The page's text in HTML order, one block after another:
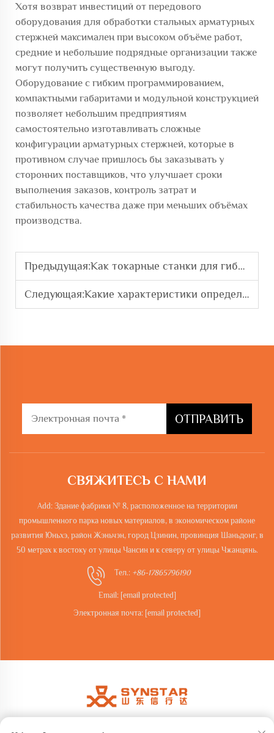
Хотя возврат инвестиций от передового
оборудования для обработки стальных арматурных
стержней максимален при высоком объёме работ,
средние и небольшие подрядные организации также
могут получить существенную выгоду.
Оборудование с гибким программированием,
компактными габаритами и модульной конструкцией
позволяет небольшим предприятиям
самостоятельно изготавливать сложные
конфигурации арматурных стержней, которые в
противном случае пришлось бы заказывать у
сторонних поставщиков, что улучшает сроки
выполнения заказов, контроль затрат и
стабильность качества даже при меньших объёмах
производства.
Предыдущая:Как токарные станки для гибки стальных прутков могут сократить отходы материала
Следующая:Какие характеристики определяют высококачественное оборудование для обработки арматуры
ОТПРАВИТЬ
СВЯЖИТЕСЬ С НАМИ
Add: Здание фабрики № 8, расположенное на территории
промышленного парка новых материалов, в экономическом районе
развития Юньхэ, район Жэньчэн, город Цзинин, провинция Шаньдонг, в
50 метрах к востоку от улицы Чансин и к северу от улицы Чжанцянь.
Тел.: +86-17865796190
Email: [email protected]
Электронная почта: [email protected]